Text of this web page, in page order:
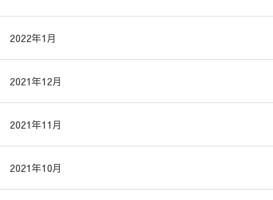
2022年1月
2021年12月
2021年11月
2021年10月